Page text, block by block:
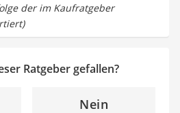
der im Kaufratgeber
Ratgeber gefallen?
Nein